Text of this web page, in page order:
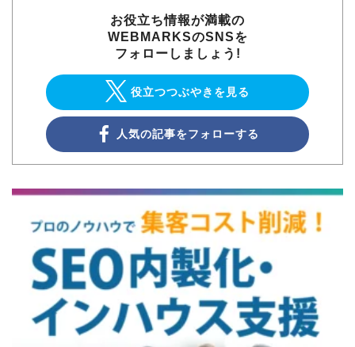
お役立ち情報が満載の
WEBMARKSのSNSを
フォローしましょう!
役立つつぶやきを見る
人気の記事をフォローする